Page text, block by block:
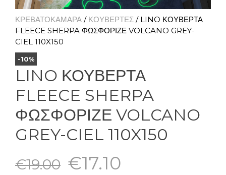
ΚΡΕΒΑΤΟΚΑΜΑΡΑ / ΚΟΥΒΕΡΤΕΣ / LINO ΚΟΥΒΕΡΤΑ
FLEECE SHERPA ΦΩΣΦΟΡΙΖΕ VOLCANO GREY-
CIEL 110X150
-10%
LINO ΚΟΥΒΕΡΤΑ
FLEECE SHERPA
ΦΩΣΦΟΡΙΖΕ VOLCANO
GREY-CIEL 110X150
€19.00 €17.10